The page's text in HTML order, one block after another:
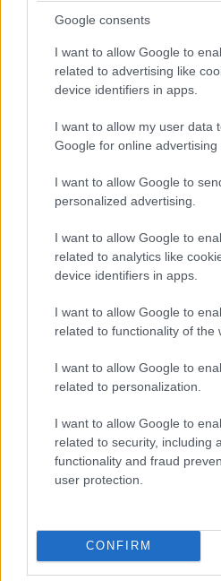
Google consents
I want to allow Google to
related to advertising like
device identifiers in apps.
I want to allow my user data
Google for online advertising
I want to allow Google to
personalized advertising.
I want to allow Google to
related to analytics like
device identifiers in apps.
I want to allow Google to
related to functionality of the
I want to allow Google to
related to personalization.
I want to allow Google to
related to security, including
functionality and fraud
user protection.
CONFIRM
ΘΑΥΜΑ, ΘΑΥΜΑ!!ΟΙ
ΣΥΜΜΑΧΟΥΣ
ΜΠΑΤΡΙΩΤΕΣ ΜΗ
ΑΔΕΡΦΙΑ ΜΑΣ!!!!!!!!
Απαντήστε
Εμφύλιος είναι
Απαντήστε
ΕΛΛΑΔΑ07·08·2026 08:50
Αφγανό κατηγορούμενο
Ελίζαμπεθ Ρος: «Είμαστε
έδειξε ποτέ ότι ήταν